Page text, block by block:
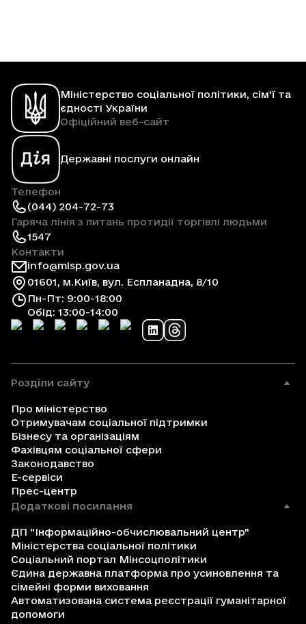
Міністерство соціальної політики, сім'ї та
єдності України
Офіційний веб-сайт
Державні послуги онлайн
Телефон
(044) 204-72-73
Гаряча лінія з питань протидії торгівлі людьми
1547
Контакти
info@mlsp.gov.ua
01601, м.Київ, вул. Еспланадна, 8/10
Пн-Пт: 9:00-18:00
Обід: 13:00-14:00
Розділи сайту
Про міністерство
Отримувачам соціальної підтримки
Бізнесу та організаціям
Фахівцям соціальної сфери
Законодавство
Е-сервіси
Прес-центр
Додаткові посилання
ДП "Інформаційно-обчислювальний центр"
Міністерства соціальної політики
Соціальний портал Мінсоцполітики
Єдина державна платформа про усиновлення та
сімейні форми виховання
Автоматизована система реєстрації гуманітарної
допомоги